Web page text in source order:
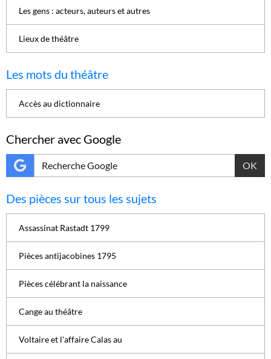
Les gens : acteurs, auteurs et autres
Lieux de théâtre
Les mots du théâtre
Accès au dictionnaire
Chercher avec Google
OK
Des pièces sur tous les sujets
Assassinat Rastadt 1799
Pièces antijacobines 1795
Pièces célébrant la naissance
Cange au théâtre
Voltaire et l'affaire Calas au